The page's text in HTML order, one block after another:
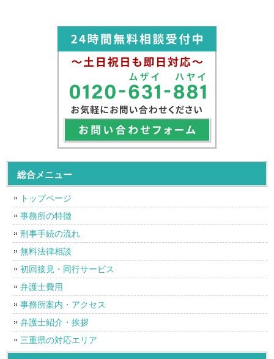
総合メニュー
トップページ
事務所の特徴
刑事手続の流れ
無料法律相談
初回接見・同行サービス
弁護士費用
事務所案内・アクセス
弁護士紹介・挨拶
三重県の対応エリア